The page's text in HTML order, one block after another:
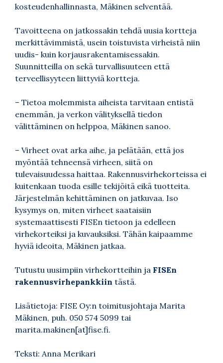
kosteudenhallinnasta, Mäkinen selventää.
Tavoitteena on jatkossakin tehdä uusia kortteja
merkittävimmistä, usein toistuvista virheistä niin
uudis- kuin korjausrakentamisessakin.
Suunnitteilla on sekä turvallisuuteen että
terveellisyyteen liittyviä kortteja.
– Tietoa molemmista aiheista tarvitaan entistä
enemmän, ja verkon välityksellä tiedon
välittäminen on helppoa, Mäkinen sanoo.
– Virheet ovat arka aihe, ja pelätään, että jos
myöntää tehneensä virheen, siitä on
tulevaisuudessa haittaa. Rakennusvirhekorteissa ei
kuitenkaan tuoda esille tekijöitä eikä tuotteita.
Järjestelmän kehittäminen on jatkuvaa. Iso
kysymys on, miten virheet saataisiin
systemaattisesti FISEn tietoon ja edelleen
virhekorteiksi ja kuvauksiksi. Tähän kaipaamme
hyviä ideoita, Mäkinen jatkaa.
Tutustu uusimpiin virhekortteihin ja FISEn
rakennusvirhepankkiin tästä.
Lisätietoja: FISE Oy:n toimitusjohtaja Marita
Mäkinen, puh. 050 574 5099 tai
marita.makinen[at]fise.fi.
Teksti: Anna Merikari